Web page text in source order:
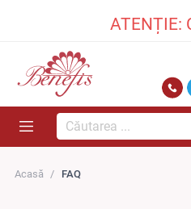
ATENȚIE:
Căutarea...
Acasă FAQ